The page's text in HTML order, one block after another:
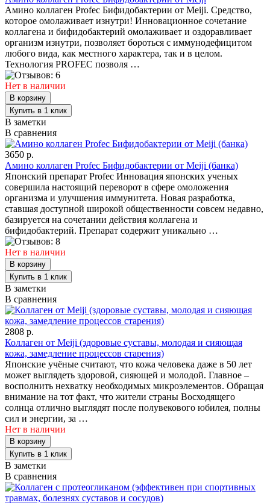
Амино коллаген Profec Бифидобактерии от Meiji. Средство,
которое омолаживает изнутри! Инновационное сочетание
коллагена и бифидобактерий омолаживает и оздоравливает
организм изнутри, позволяет бороться с иммунодефицитом
любого вида, как местного характера, так и в целом.
Технология PROFEC позволя …
Нет в наличии
В заметки
В сравнения
3650 р.
Амино коллаген Profec Бифидобактерии от Meiji (банка)
Японский препарат Profec Инновация японских ученых
совершила настоящий переворот в сфере омоложения
организма и улучшения иммунитета. Новая разработка,
ставшая доступной широкой общественности совсем недавно,
базируется на сочетании действия коллагена и
бифидобактерий. Препарат содержит уникально …
Нет в наличии
В заметки
В сравнения
2808 р.
Коллаген от Meiji (здоровые суставы, молодая и сияющая
кожа, замедление процессов старения)
Японские учёные считают, что кожа человека даже в 50 лет
может выглядеть здоровой, сияющей и молодой. Главное –
восполнить нехватку необходимых микроэлементов. Обращая
внимание на тот факт, что жители страны Восходящего
солнца отлично выглядят после полувекового юбилея, полны
сил и энергии, за …
Нет в наличии
В заметки
В сравнения